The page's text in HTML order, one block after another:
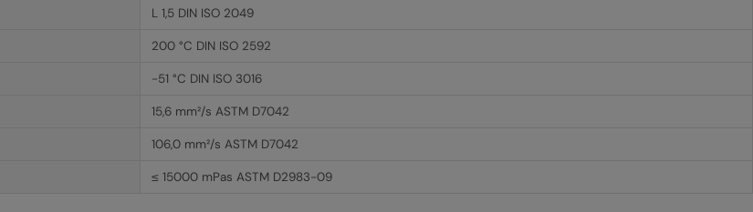
L 1,5 DIN ISO 2049
200 °C DIN ISO 2592
-51 °C DIN ISO 3016
15,6 mm²/s ASTM D7042
106,0 mm²/s ASTM D7042
≤ 15000 mPas ASTM D2983-09